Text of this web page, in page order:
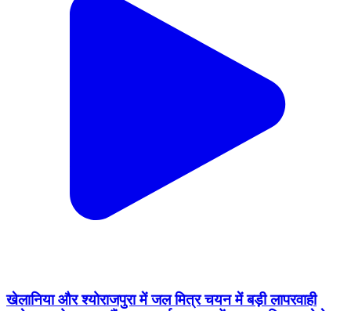
खेलानिया और श्योराजपुरा में जल मित्र चयन में बड़ी लापरवाही